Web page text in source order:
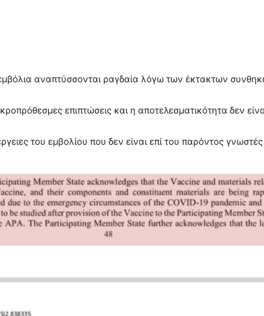
αναπτύσσονται ραγδαία λόγω των έκτακτων
επιπτώσεις και η αποτελεσματικότητα δεν
του εμβολίου που δεν είναι επί του παρόντος γνωστές